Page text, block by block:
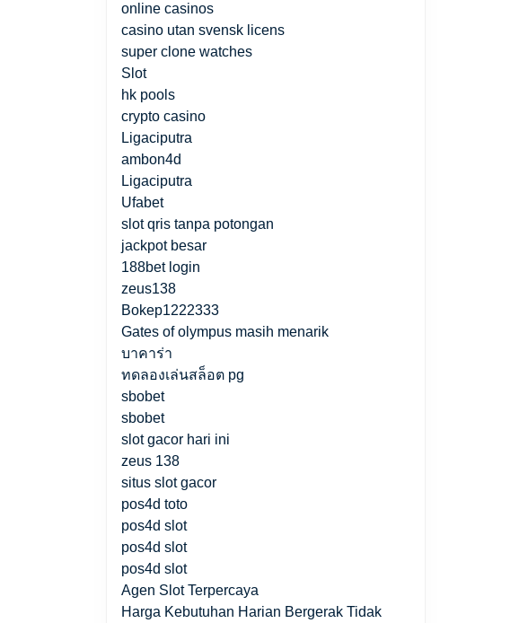
online casinos
casino utan svensk licens
super clone watches
Slot
hk pools
crypto casino
Ligaciputra
ambon4d
Ligaciputra
Ufabet
slot qris tanpa potongan
jackpot besar
188bet login
zeus138
Bokep1222333
Gates of olympus masih menarik
บาคาร่า
ทดลองเล่นสล็อต pg
sbobet
sbobet
slot gacor hari ini
zeus 138
situs slot gacor
pos4d toto
pos4d slot
pos4d slot
pos4d slot
Agen Slot Terpercaya
Harga Kebutuhan Harian Bergerak Tidak